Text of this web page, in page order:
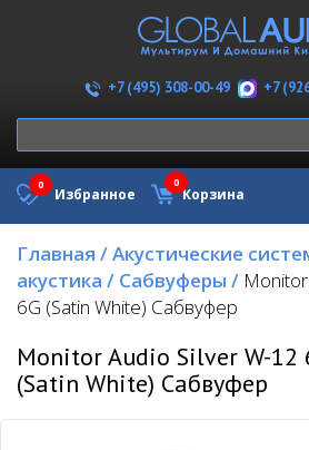
+7 (495) 308-00-49 +7
Избранное
0
Корзина
0
Главная /Акустические
акустика / Сабвуферы /
6G (Satin White) Сабвуфер
Monitor Audio Silver W-12
(Satin White) Сабвуфер